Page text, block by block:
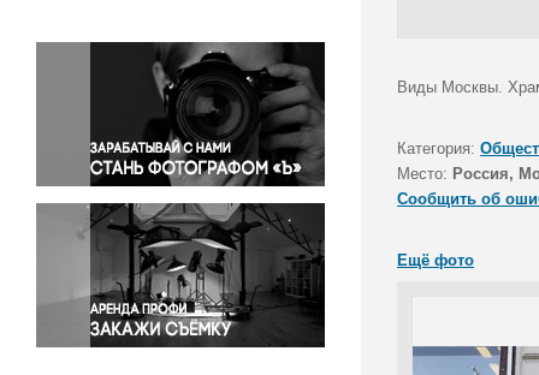
Окружающая среда
Политика
Правосудие
Происшествия и конфликты
Религия
Светская жизнь
Спорт
Экология
Экономика и бизнес
Виды Москвы.
Категория:
Место: Россия,
Сообщить об
Ещё фото